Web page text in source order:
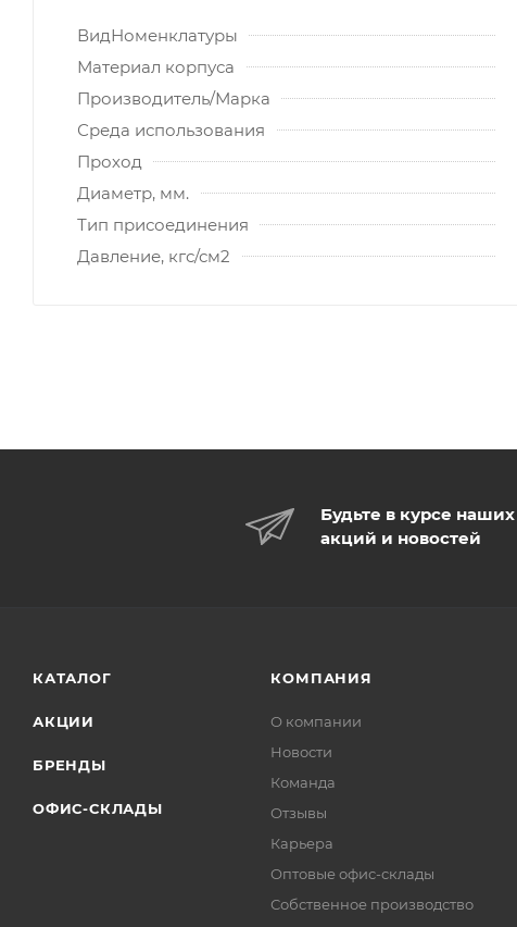
ВидНоменклатуры
Материал корпуса
Производитель/Марка
Среда использования
Проход
Диаметр, мм.
Тип присоединения
Давление, кгс/см2
Будьте в курсе наших
акций и новостей
КАТАЛОГ
АКЦИИ
БРЕНДЫ
ОФИС-СКЛАДЫ
КОМПАНИЯ
О компании
Новости
Команда
Отзывы
Карьера
Оптовые офис-склады
Собственное производство